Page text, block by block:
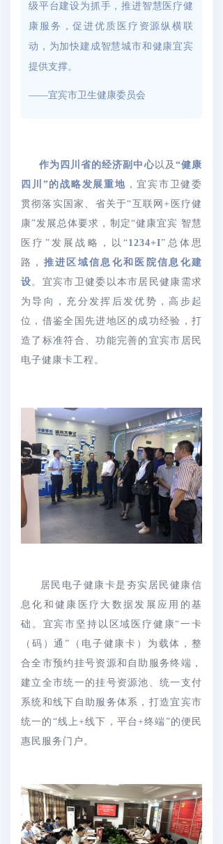
级平台建设为抓手，推进智慧医疗健
康服务，促进优质医疗资源纵横联
动，为加快建成智慧城市和健康宜宾
提供支撑。
——宜宾市卫生健康委员会
作为四川省的经济副中心以及 “健康
四川”的战略发展重地 ，宜宾市卫健委
贯彻落实国家、省关于“互联网+医疗健
康”发展总体要求，制定“健康宜宾 智慧
医疗”发展战略，以“1234+I”总体思
路， 推进区域信息化和医院信息化建
设。宜宾市卫健委以本市居民健康需求
为导向，充分发挥后发优势，高步起
位，借鉴全国先进地区的成功经验，打
造了标准符合、功能完善的宜宾市居民
电子健康卡工程。
居民电子健康卡是夯实居民健康信
息化和健康医疗大数据发展应用的基
础。宜宾市坚持以区域医疗健康“一卡
（码）通”（电子健康卡）为载体，整
合全市预约挂号资源和自助服务终端，
建立全市统一的挂号资源池、统一支付
系统和线下自助服务体系，打造宜宾市
统一的“线上+线下，平台+终端”的便民
惠民服务门户。